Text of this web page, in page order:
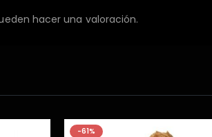
hacer una valoración.
-9%